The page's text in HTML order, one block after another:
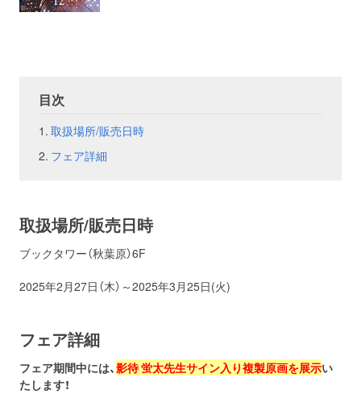
目次
取扱場所/販売日時
フェア詳細
取扱場所/販売日時
ブックタワー（秋葉原）6F
2025年2月27日（木）～2025年3月25日(火)
フェア詳細
フェア期間中には、影待 蛍太先生サイン入り複製原画を展示い
たします！
会社概要